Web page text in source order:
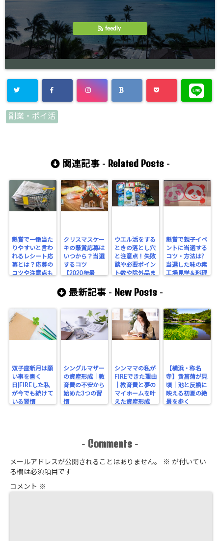
feedly
副業・ポイ活
関連記事 - Related Posts-
懸賞で一番当た
りやすいと言わ
れるレシート応
募とは？応募の
コツや注意点も
クリスマスケー
キの懸賞応募は
いつから？当選
するコツ
【2020年最
ウエル活をする
ときの落とし穴
と注意点！失敗
談や必要ポイン
ト数や除外品ま
懸賞で親子イベ
ントに当選する
コツ・方法は?
当選した味の素
工場見学＆料理
最新記事 - New Posts -
双子座新月は願
い事を書く
日|FIREした私
が今でも続けて
いる習慣
シングルマザー
の資産形成｜教
育費の不安から
始めた3つの習
慣
シンママの私が
FIREできた理由
｜教育費と夢の
マイホームを叶
えた資産形成
【横浜・称名
寺】黄菖蒲が見
頃｜池と反橋に
映える初夏の絶
景を歩く
- Comments -
メールアドレスが公開されることはありません。 ※ が付いてい
る欄は必須項目です
コメント ※